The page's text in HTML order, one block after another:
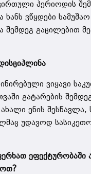
პერიოდის
ვწყდები სამუშაო
შემდეგ გაცილებით
ვიყავი
გატარების
ახალი ენის
უდავოდ